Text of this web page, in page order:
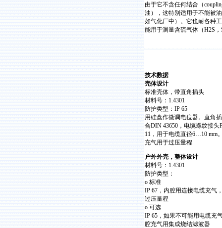
由于它不含任何结合（
油），这特别适用于不能被
如气化厂中）。它也耐各种
能用于测量含硫气体（H2S
技术数据
壳体设计
标准壳体，带直角插头
材料号：1.4301
防护类型：IP 65
用硅盘作微调电位器。直角
合DIN 43650，电缆螺纹接头
11，用于电缆直径6…10 mm
充气用于过压量程
户外外壳，整体设计
材料号：1.4301
防护类型：
o 标准
IP 67，内腔用连接电缆充气
过压量程
o 可选
IP 65，如果不可能用电缆充
腔充气用集成烧结滤波器